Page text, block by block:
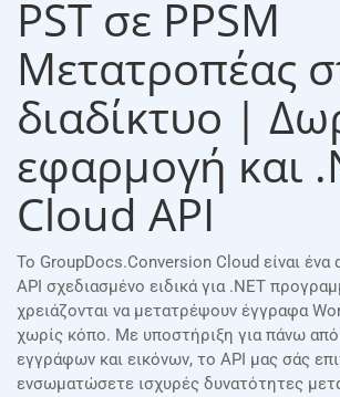
PST σε PPSM
Μετατροπέας
διαδίκτυο |
εφαρμογή και
Cloud API
Το GroupDocs.Conversion Cloud είναι ένα
API σχεδιασμένο ειδικά για .NET
χρειάζονται να μετατρέψουν έγγραφα
χωρίς κόπο. Με υποστήριξη για πάνω
εγγράφων και εικόνων, το API μας σάς
ενσωματώσετε ισχυρές δυνατότητες